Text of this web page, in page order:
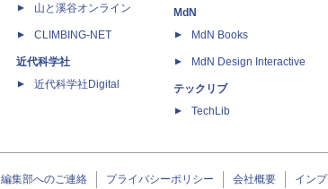
山と溪谷オンライン
CLIMBING-NET
近代科学社
近代科学社Digital
MdN
MdN Books
MdN Design Interactive
テックリブ
TechLib
編集部へのご連絡 プライバシーポリシー 会社概要 イン